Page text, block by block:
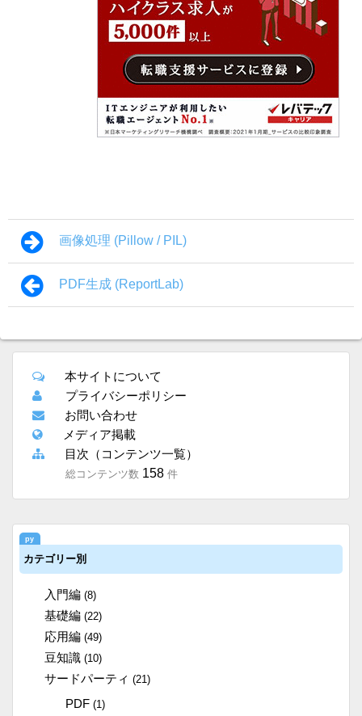
画像処理 (Pillow / PIL)
PDF生成 (ReportLab)
本サイトについて
プライバシーポリシー
お問い合わせ
メディア掲載
目次（コンテンツ一覧）
総コンテンツ数 158 件
カテゴリー別
入門編 (8)
基礎編 (22)
応用編 (49)
豆知識 (10)
サードパーティ (21)
PDF (1)